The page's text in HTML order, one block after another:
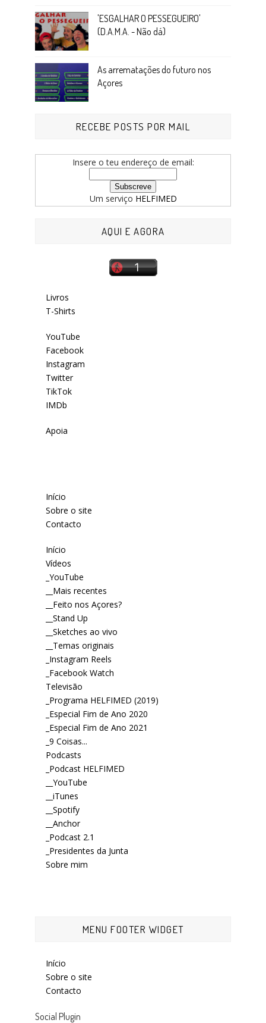
'ESGALHAR O PESSEGUEIRO'
(D.A.M.A. - Não dá)
As arrematações do futuro nos
Açores
RECEBE POSTS POR MAIL
Insere o teu endereço de email:
Um serviço HELFIMED
AQUI E AGORA
Livros
T-Shirts
YouTube
Facebook
Instagram
Twitter
TikTok
IMDb
Apoia
Início
Sobre o site
Contacto
Início
Vídeos
_YouTube
__Mais recentes
__Feito nos Açores?
__Stand Up
__Sketches ao vivo
__Temas originais
_Instagram Reels
_Facebook Watch
Televisão
_Programa HELFIMED (2019)
_Especial Fim de Ano 2020
_Especial Fim de Ano 2021
_9 Coisas...
Podcasts
_Podcast HELFIMED
__YouTube
__iTunes
__Spotify
__Anchor
_Podcast 2.1
_Presidentes da Junta
Sobre mim
MENU FOOTER WIDGET
Início
Sobre o site
Contacto
Social Plugin